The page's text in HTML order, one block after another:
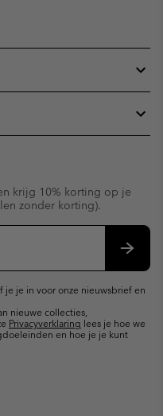
krijg 10% korting op je
zonder korting).
je je in voor onze nieuwsbrief en
nieuwe collecties,
Privacyverklaring lees je hoe we
en hoe je je kunt